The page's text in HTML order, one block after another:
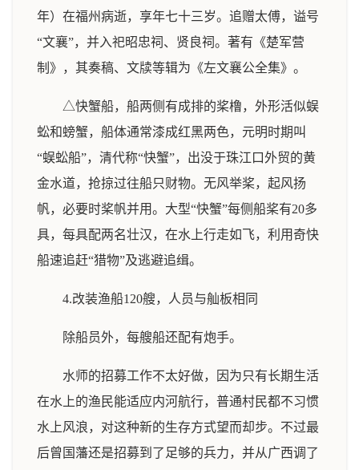
年）在福州病逝，享年七十三岁。追赠太傅，谥号
“文襄”，并入祀昭忠祠、贤良祠。著有《楚军营
制》，其奏稿、文牍等辑为《左文襄公全集》。
△快蟹船，船两侧有成排的桨橹，外形活似蜈
蚣和螃蟹，船体通常漆成红黑两色，元明时期叫
“蜈蚣船”，清代称“快蟹”，出没于珠江口外贸的黄
金水道，抢掠过往船只财物。无风举桨，起风扬
帆，必要时桨帆并用。大型“快蟹”每侧船桨有20多
具，每具配两名壮汉，在水上行走如飞，利用奇快
船速追赶“猎物”及逃避追缉。
4.改装渔船120艘，人员与舢板相同
除船员外，每艘船还配有炮手。
水师的招募工作不太好做，因为只有长期生活
在水上的渔民能适应内河航行，普通村民都不习惯
水上风浪，对这种新的生存方式望而却步。不过最
后曾国藩还是招募到了足够的兵力，并从广西调了